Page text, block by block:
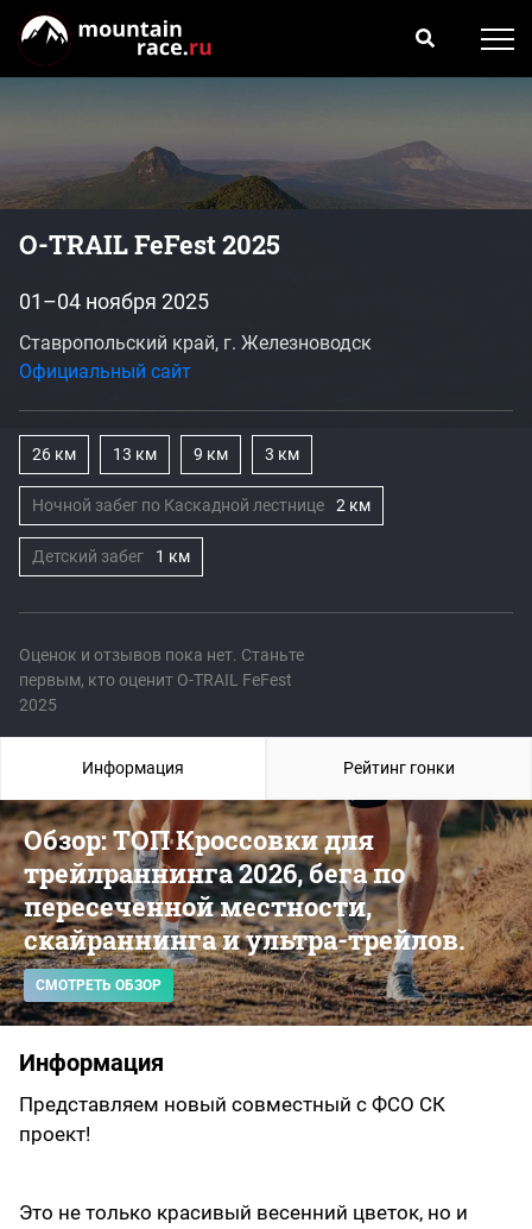
O-TRAIL FeFest 2025
Оценок и отзывов пока нет. Станьте
первым, кто оценит O-TRAIL FeFest
2025
01–04 ноября 2025
Ставропольский край, г. Железноводск
Официальный сайт
26 км 13 км 9 км 3 км
Ночной забег по Каскадной лестнице 2 км
Детский забег 1 км
Обзор: ТОП Кроссовки для
трейлраннинга 2026, бега по
пересеченной местности,
скайраннинга и ультра-трейлов.
СМОТРЕТЬ ОБЗОР
Информация
Представляем новый совместный с ФСО СК
проект!
Это не только красивый весенний цветок, но и
Информация Рейтинг гонки